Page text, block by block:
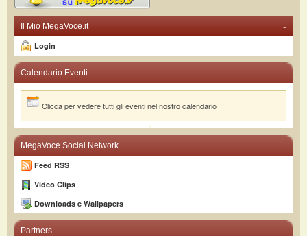
-
Il Mio MegaVoce.it
Login
Calendario Eventi
Clicca per vedere tutti gli eventi nel nostro calendario
MegaVoce Social Network
Feed RSS
Video Clips
Downloads e Wallpapers
Partners